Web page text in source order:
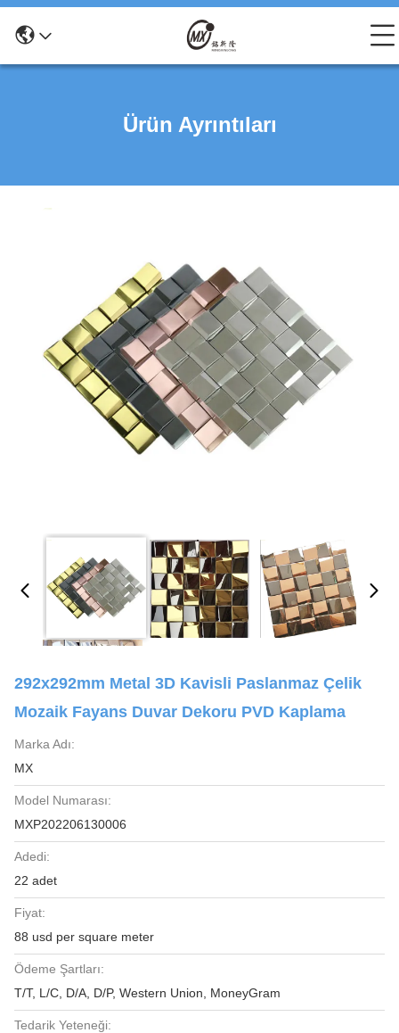
Ürün Ayrıntıları
292x292mm Metal 3D Kavisli Paslanmaz Çelik
Mozaik Fayans Duvar Dekoru PVD Kaplama
Marka Adı:
MX
Model Numarası:
MXP202206130006
Adedi:
22 adet
Fiyat:
88 usd per square meter
Ödeme Şartları:
T/T, L/C, D/A, D/P, Western Union, MoneyGram
Tedarik Yeteneği: